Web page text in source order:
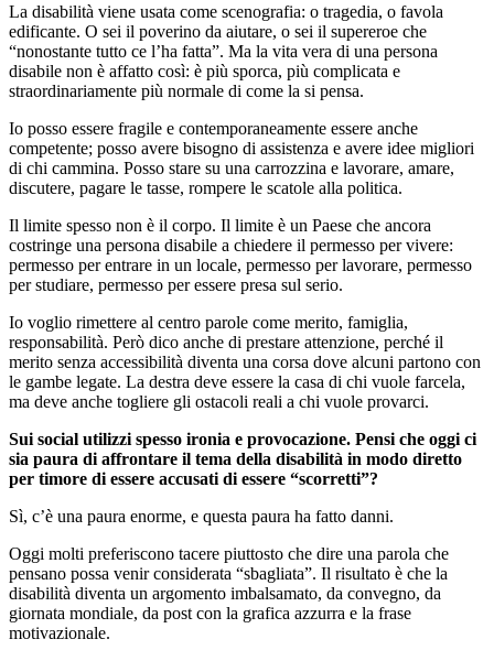
La disabilità viene usata come scenografia: o tragedia, o favola
edificante. O sei il poverino da aiutare, o sei il supereroe che
“nonostante tutto ce l’ha fatta”. Ma la vita vera di una persona
disabile non è affatto così: è più sporca, più complicata e
straordinariamente più normale di come la si pensa.
Io posso essere fragile e contemporaneamente essere anche
competente; posso avere bisogno di assistenza e avere idee migliori
di chi cammina. Posso stare su una carrozzina e lavorare, amare,
discutere, pagare le tasse, rompere le scatole alla politica.
Il limite spesso non è il corpo. Il limite è un Paese che ancora
costringe una persona disabile a chiedere il permesso per vivere:
permesso per entrare in un locale, permesso per lavorare, permesso
per studiare, permesso per essere presa sul serio.
Io voglio rimettere al centro parole come merito, famiglia,
responsabilità. Però dico anche di prestare attenzione, perché il
merito senza accessibilità diventa una corsa dove alcuni partono con
le gambe legate. La destra deve essere la casa di chi vuole farcela,
ma deve anche togliere gli ostacoli reali a chi vuole provarci.
Sui social utilizzi spesso ironia e provocazione. Pensi che oggi ci
sia paura di affrontare il tema della disabilità in modo diretto
per timore di essere accusati di essere “scorretti”?
Sì, c’è una paura enorme, e questa paura ha fatto danni.
Oggi molti preferiscono tacere piuttosto che dire una parola che
pensano possa venir considerata “sbagliata”. Il risultato è che la
disabilità diventa un argomento imbalsamato, da convegno, da
giornata mondiale, da post con la grafica azzurra e la frase
motivazionale.